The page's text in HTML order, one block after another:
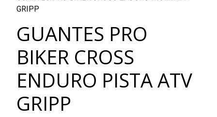
GRIPP
GUANTES PRO
BIKER CROSS
ENDURO PISTA ATV
GRIPP